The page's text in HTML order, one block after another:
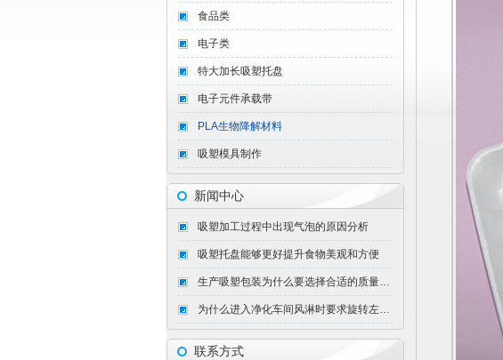
食品类
电子类
特大加长吸塑托盘
电子元件承载带
PLA生物降解材料
吸塑模具制作
新闻中心
吸塑加工过程中出现气泡的原因分析
吸塑托盘能够更好提升食物美观和方便
生产吸塑包装为什么要选择合适的质量好的模具
为什么进入净化车间风淋时要求旋转左右三圈？
联系方式